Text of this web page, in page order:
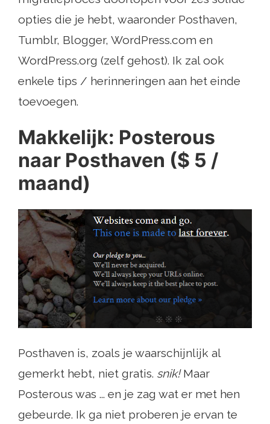
opties die je hebt, waaronder Posthaven,
Tumblr, Blogger, WordPress.com en
WordPress.org (zelf gehost). Ik zal ook
enkele tips / herinneringen aan het einde
toevoegen.
Makkelijk: Posterous
naar Posthaven ($ 5 /
maand)
Posthaven is, zoals je waarschijnlijk al
gemerkt hebt, niet gratis. snik!Maar
Posterous was ... en je zag wat er met hen
gebeurde. Ik ga niet proberen je ervan te